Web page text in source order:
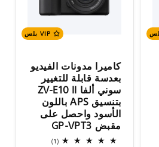
كاميرا مدونات الفيديو
بعدسة قابلة للتغيير
سوني ألفا ZV-E10 II
بتنسيق APS باللون
الأسود واحصل على
مقبض GP-VPT3
(1)
1